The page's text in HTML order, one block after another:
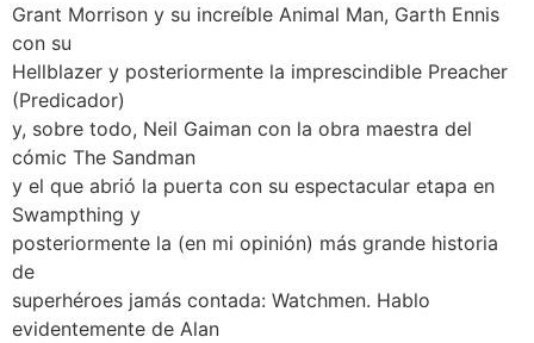
Grant Morrison y su increíble Animal Man, Garth Ennis
con su
Hellblazer y posteriormente la imprescindible Preacher
(Predicador)
y, sobre todo, Neil Gaiman con la obra maestra del
cómic The Sandman
y el que abrió la puerta con su espectacular etapa en
Swampthing y
posteriormente la (en mi opinión) más grande historia
de
superhéroes jamás contada: Watchmen. Hablo
evidentemente de Alan